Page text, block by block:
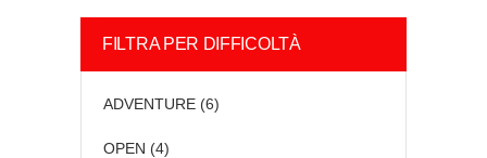
FILTRA PER DIFFICOLTÀ
ADVENTURE (6)
OPEN (4)